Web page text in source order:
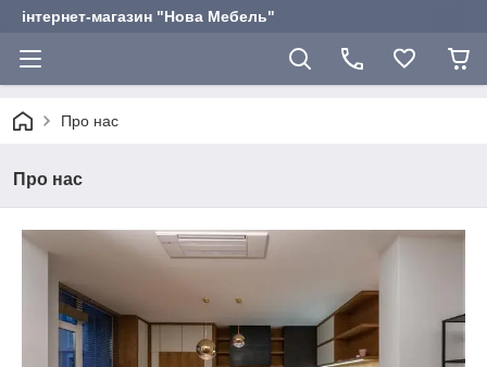
інтернет-магазин "Нова Мебель"
Про нас
Про нас